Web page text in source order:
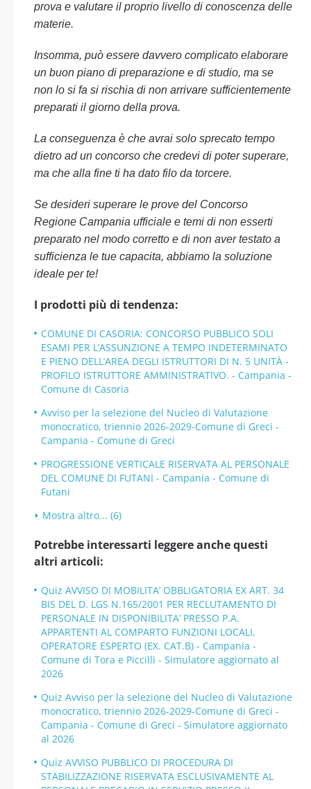
prova e valutare il proprio livello di conoscenza delle
materie.
Insomma, può essere davvero complicato elaborare
un buon piano di preparazione e di studio, ma se
non lo si fa si rischia di non arrivare sufficientemente
preparati il giorno della prova.
La conseguenza è che avrai solo sprecato tempo
dietro ad un concorso che credevi di poter superare,
ma che alla fine ti ha dato filo da torcere.
Se desideri superare le prove del Concorso
Regione Campania ufficiale e temi di non esserti
preparato nel modo corretto e di non aver testato a
sufficienza le tue capacita, abbiamo la soluzione
ideale per te!
I prodotti più di tendenza:
COMUNE DI CASORIA: CONCORSO PUBBLICO SOLI
ESAMI PER L’ASSUNZIONE A TEMPO INDETERMINATO
E PIENO DELL’AREA DEGLI ISTRUTTORI DI N. 5 UNITÀ -
PROFILO ISTRUTTORE AMMINISTRATIVO. - Campania -
Comune di Casoria
Avviso per la selezione del Nucleo di Valutazione
monocratico, triennio 2026-2029-Comune di Greci -
Campania - Comune di Greci
PROGRESSIONE VERTICALE RISERVATA AL PERSONALE
DEL COMUNE DI FUTANI - Campania - Comune di
Futani
Mostra altro... (6)
Potrebbe interessarti leggere anche questi
altri articoli:
Quiz AVVISO DI MOBILITA’ OBBLIGATORIA EX ART. 34
BIS DEL D. LGS N.165/2001 PER RECLUTAMENTO DI
PERSONALE IN DISPONIBILITA’ PRESSO P.A.
APPARTENTI AL COMPARTO FUNZIONI LOCALI,
OPERATORE ESPERTO (EX. CAT.B) - Campania -
Comune di Tora e Piccilli - Simulatore aggiornato al
2026
Quiz Avviso per la selezione del Nucleo di Valutazione
monocratico, triennio 2026-2029-Comune di Greci -
Campania - Comune di Greci - Simulatore aggiornato
al 2026
Quiz AVVISO PUBBLICO DI PROCEDURA DI
STABILIZZAZIONE RISERVATA ESCLUSIVAMENTE AL